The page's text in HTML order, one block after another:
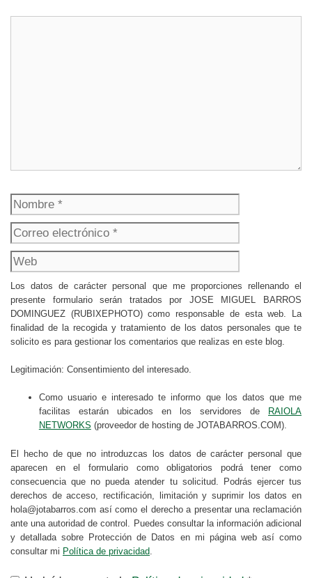
Nombre
electrónico
Los datos de carácter personal que me proporciones rellenando el
presente formulario serán tratados por JOSE MIGUEL BARROS
DOMINGUEZ (RUBIXEPHOTO) como responsable de esta web. La
finalidad de la recogida y tratamiento de los datos personales que te
solicito es para gestionar los comentarios que realizas en este blog.
Legitimación: Consentimiento del interesado.
Como usuario e interesado te informo que los datos que me
facilitas estarán ubicados en los servidores de
RAIOLA
NETWORKS (proveedor de hosting de JOTABARROS.COM).
El hecho de que no introduzcas los datos de carácter personal que
aparecen en el formulario como obligatorios podrá tener como
consecuencia que no pueda atender tu solicitud. Podrás ejercer tus
derechos de acceso, rectificación, limitación y suprimir los datos en
hola@jotabarros.com así como el derecho a presentar una reclamación
ante una autoridad de control. Puedes consultar la información adicional
y detallada sobre Protección de Datos en mi página web así como
consultar mi Política de privacidad